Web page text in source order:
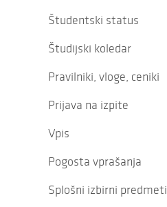
Študentski status
Študijski koledar
Pravilniki, vloge, ceniki
Prijava na izpite
Vpis
Pogosta vprašanja
Splošni izbirni predmeti